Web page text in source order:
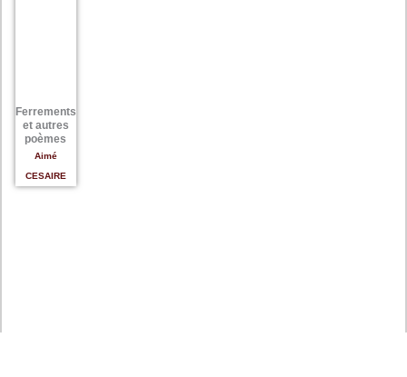
Ferrements
et autres
poèmes
Aimé
CESAIRE